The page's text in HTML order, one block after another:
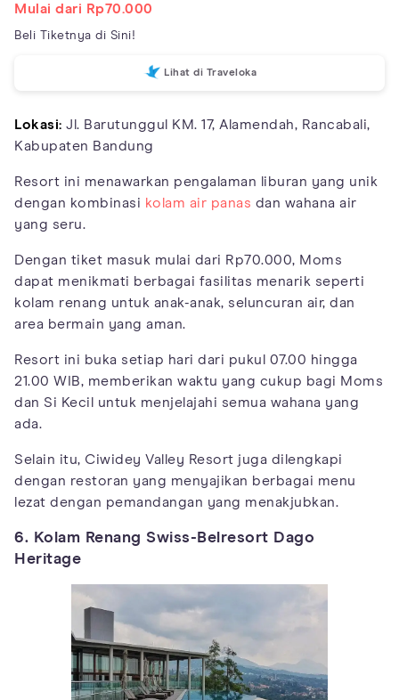
Mulai dari Rp70.000
Beli Tiketnya di Sini!
Lihat di Traveloka
Lokasi: Jl. Barutunggul KM. 17, Alamendah, Rancabali,
Kabupaten Bandung
Resort ini menawarkan pengalaman liburan yang unik
dengan kombinasi kolam air panas dan wahana air
yang seru.
Dengan tiket masuk mulai dari Rp70.000, Moms
dapat menikmati berbagai fasilitas menarik seperti
kolam renang untuk anak-anak, seluncuran air, dan
area bermain yang aman.
Resort ini buka setiap hari dari pukul 07.00 hingga
21.00 WIB, memberikan waktu yang cukup bagi Moms
dan Si Kecil untuk menjelajahi semua wahana yang
ada.
Selain itu, Ciwidey Valley Resort juga dilengkapi
dengan restoran yang menyajikan berbagai menu
lezat dengan pemandangan yang menakjubkan.
6. Kolam Renang Swiss-Belresort Dago
Heritage